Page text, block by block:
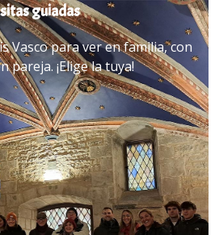
guiadas
Vasco para ver en familia, con
pareja. ¡Elige la tuya!